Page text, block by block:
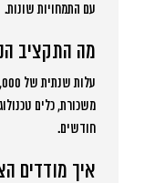
עם התמחויות שונות.
מה התקציב
חודשים.
איך מודדים